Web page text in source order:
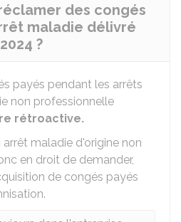
des congés
maladie délivré
?
payés pendant les arrêts
non professionnelle
rétroactive.
arrêt maladie d'origine non
en droit de demander,
de congés payés